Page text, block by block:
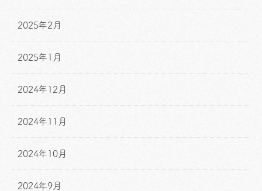
2025年2月
2025年1月
2024年12月
2024年11月
2024年10月
2024年9月